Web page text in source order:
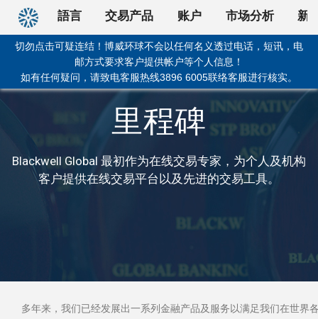
回首頁
語言 交易产品 账户 市场分析 新
切勿点击可疑连结！博威环球不会以任何名义透过电话，短讯，电
邮方式要求客户提供帐户等个人信息！
如有任何疑问，请致电客服热线3896 6005联络客服进行核实。
里程碑
Blackwell Global 最初作为在线交易专家，为个人及机构
客户提供在线交易平台以及先进的交易工具。
多年来，我们已经发展出一系列金融产品及服务以满足我们在世界